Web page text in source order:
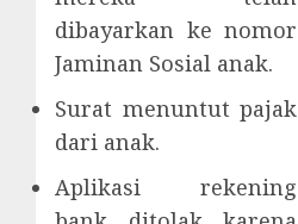
dibayarkan ke nomor
Jaminan Sosial anak.
Surat menuntut pajak
dari anak.
Aplikasi rekening